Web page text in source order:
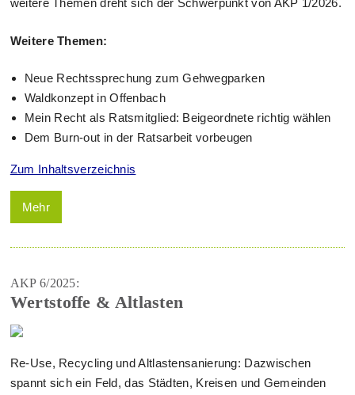
weitere Themen dreht sich der Schwerpunkt von AKP 1/2026.
Weitere Themen:
Neue Rechtssprechung zum Gehwegparken
Waldkonzept in Offenbach
Mein Recht als Ratsmitglied: Beigeordnete richtig wählen
Dem Burn-out in der Ratsarbeit vorbeugen
Zum Inhaltsverzeichnis
Mehr
AKP 6/2025:
Wertstoffe & Altlasten
Re-Use, Recycling und Altlastensanierung: Dazwischen
spannt sich ein Feld, das Städten, Kreisen und Gemeinden